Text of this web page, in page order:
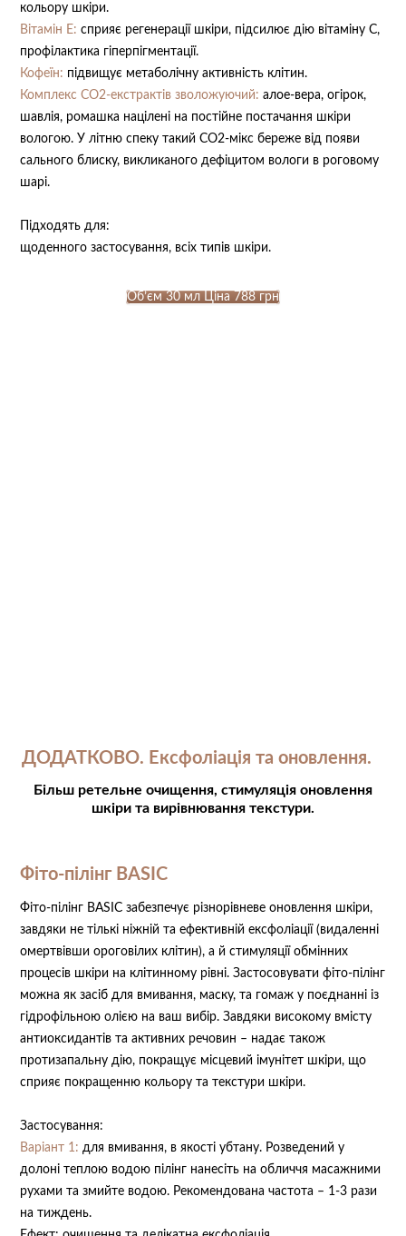
кольору шкіри.
Вітамін Е: сприяє регенерації шкіри, підсилює дію вітаміну С,
профілактика гіперпігментації.
Кофеїн: підвищує метаболічну активність клітин.
Комплекс СО2-екстрактів зволожуючий: алое-вера, огірок,
шавлія, ромашка націлені на постійне постачання шкіри
вологою. У літню спеку такий СО2-мікс береже від появи
сального блиску, викликаного дефіцитом вологи в роговому
шарі.
Підходять для: ⠀
щоденного застосування, всіх типів шкіри.
Об’єм 30 мл Ціна 788 грн
ДОДАТКОВО. Ексфоліація та оновлення.⠀
Більш ретельне очищення, стимуляція оновлення
шкіри та вирівнювання текстури.
Фіто-пілінг BASIC ⠀
Фіто-пілінг BASIC забезпечує різнорівневе оновлення шкіри,
завдяки не тількі ніжній та ефективній ексфоліації (видаленні
омертвівши ороговілих клітин), а й стимуляції обмінних
процесів шкіри на клітинному рівні. Застосовувати фіто-пілінг
можна як засіб для вмивання, маску, та гомаж у поєднанні із
гідрофільною олією на ваш вибір. Завдяки високому вмісту
антиоксидантів та активних речовин – надає також
протизапальну дію, покращує місцевий імунітет шкіри, що
сприяє покращенню кольору та текстури шкіри.
Застосування:
Варіант 1:для вмивання, в якості убтану. Розведений у
долоні теплою водою пілінг нанесіть на обличчя масажними
рухами та змийте водою. Рекомендована частота – 1-3 рази
на тиждень.